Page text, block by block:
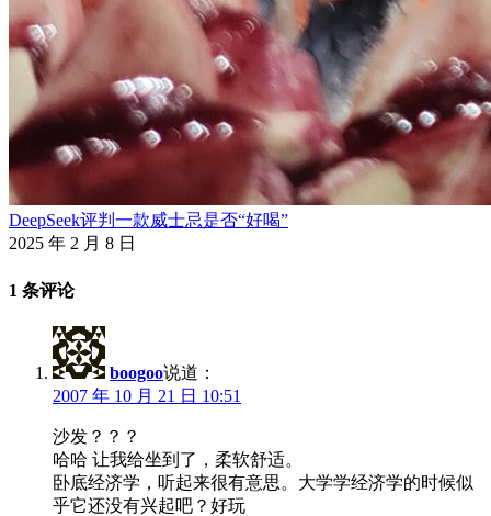
DeepSeek评判一款威士忌是否“好喝”
2025 年 2 月 8 日
1 条评论
boogoo说道：
2007 年 10 月 21 日 10:51
沙发？？？
哈哈 让我给坐到了，柔软舒适。
卧底经济学，听起来很有意思。大学学经济学的时候似
乎它还没有兴起吧？好玩